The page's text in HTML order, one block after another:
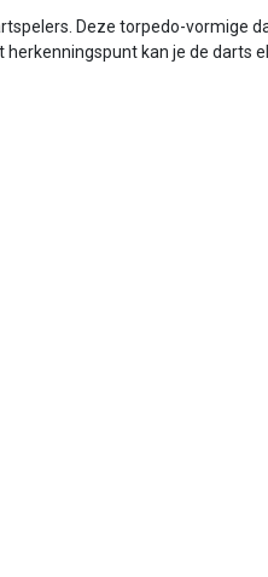
Deze torpedo-vormige
kan je de